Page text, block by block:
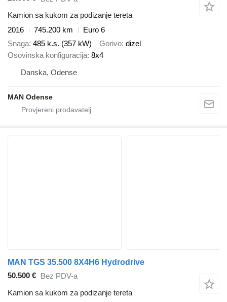
Kamion sa kukom za podizanje tereta
2016
745.200 km
Euro 6
Snaga 485 k.s. (357 kW) Gorivo dizel
Osovinska konfiguracija 8x4
Danska, Odense
MAN Odense
MAN TGS 35.500 8X4H6 Hydrodrive
50.500 € Bez PDV-a
Kamion sa kukom za podizanje tereta